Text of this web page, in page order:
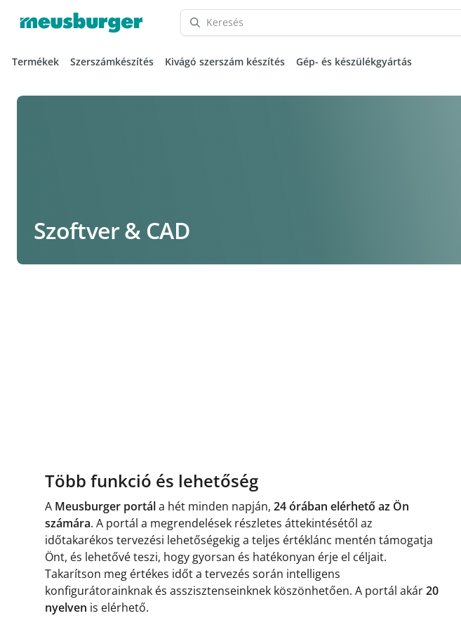
Termékek Szerszámkészítés Kivágó szerszám készítés Gép- és készülékgyártás
Szoftver & CAD
Több funkció és lehetőség
A Meusburger portála hét minden napján, 24 órában elérhető az Ön
számára. A portál a megrendelések részletes áttekintésétől az
időtakarékos tervezési lehetőségekig a teljes értéklánc mentén támogatja
Önt, és lehetővé teszi, hogy gyorsan és hatékonyan érje el céljait.
Takarítson meg értékes időt a tervezés során intelligens
konfigurátorainknak és asszisztenseinknek köszönhetően. A portál akár20
nyelven is elérhető.